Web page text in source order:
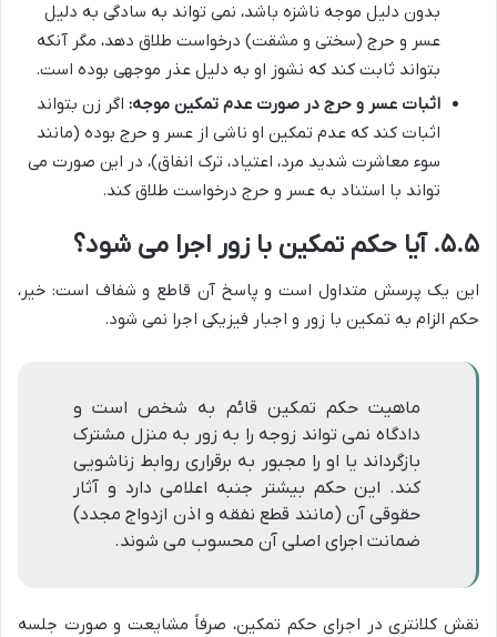
بدون دلیل موجه ناشزه باشد، نمی تواند به سادگی به دلیل
عسر و حرج (سختی و مشقت) درخواست طلاق دهد، مگر آنکه
بتواند ثابت کند که نشوز او به دلیل عذر موجهی بوده است.
اثبات عسر و حرج در صورت عدم تمکین موجه: اگر زن بتواند
اثبات کند که عدم تمکین او ناشی از عسر و حرج بوده (مانند
سوء معاشرت شدید مرد، اعتیاد، ترک انفاق)، در این صورت می
تواند با استناد به عسر و حرج درخواست طلاق کند.
۵.۵. آیا حکم تمکین با زور اجرا می شود؟
این یک پرسش متداول است و پاسخ آن قاطع و شفاف است: خیر،
حکم الزام به تمکین با زور و اجبار فیزیکی اجرا نمی شود.
ماهیت حکم تمکین قائم به شخص است و
دادگاه نمی تواند زوجه را به زور به منزل مشترک
بازگرداند یا او را مجبور به برقراری روابط زناشویی
کند. این حکم بیشتر جنبه اعلامی دارد و آثار
حقوقی آن (مانند قطع نفقه و اذن ازدواج مجدد)
ضمانت اجرای اصلی آن محسوب می شوند.
نقش کلانتری در اجرای حکم تمکین، صرفاً مشایعت و صورت جلسه